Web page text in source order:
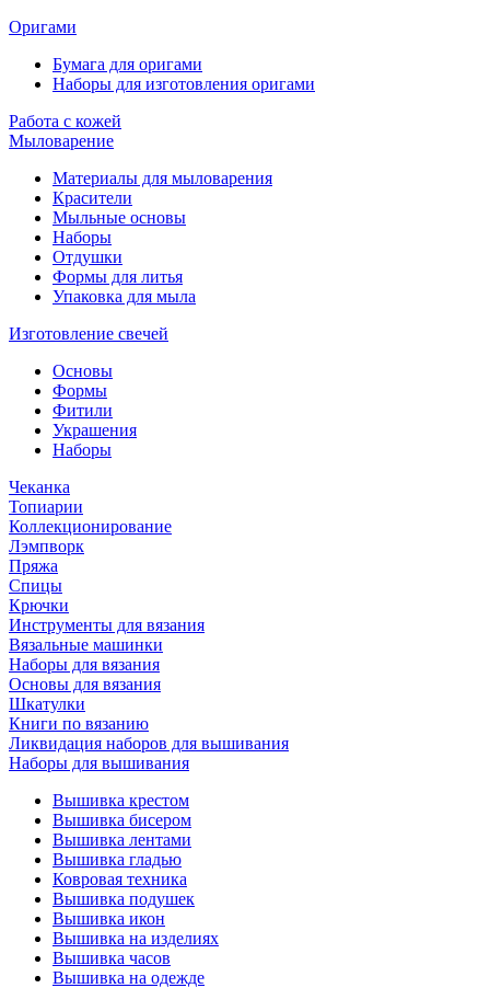
Оригами
Бумага для оригами
Наборы для изготовления оригами
Работа с кожей
Мыловарение
Материалы для мыловарения
Красители
Мыльные основы
Наборы
Отдушки
Формы для литья
Упаковка для мыла
Изготовление свечей
Основы
Формы
Фитили
Украшения
Наборы
Чеканка
Топиарии
Коллекционирование
Лэмпворк
Пряжа
Спицы
Крючки
Инструменты для вязания
Вязальные машинки
Наборы для вязания
Основы для вязания
Шкатулки
Книги по вязанию
Ликвидация наборов для вышивания
Наборы для вышивания
Вышивка крестом
Вышивка бисером
Вышивка лентами
Вышивка гладью
Ковровая техника
Вышивка подушек
Вышивка икон
Вышивка на изделиях
Вышивка часов
Вышивка на одежде